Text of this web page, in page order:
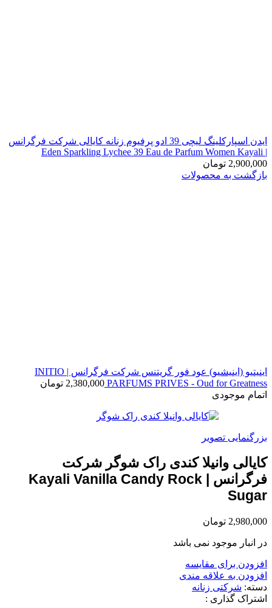
ایدن اسپارکلینگ لیچی 39 ادو پرفیوم زنانه کایالی شرکت فرگرانس
| Eden Sparkling Lychee 39 Eau de Parfum Women Kayali
2,900,000 تومان
بازگشت به محصولات
اینیتیو (اینیشیو) عود فور گریتنس شرکت فرگرانس | INITIO
PARFUMS PRIVES - Oud for Greatness
2,380,000 تومان
اتمام موجودی
بزرگنمایی تصویر
کایالی وانیلا کندی راک شوگر شرکت
فرگرانس | Kayali Vanilla Candy Rock
Sugar
2,980,000 تومان
در انبار موجود نمی باشد
افزودن برای مقایسه
افزودن به علاقه مندی
دسته: شرکتی زنانه
اشتراک گذاری :